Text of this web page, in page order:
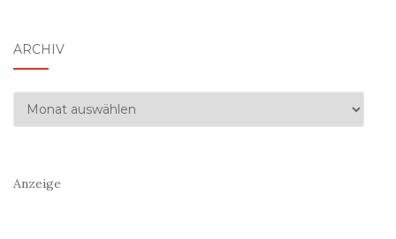
ARCHIV
Archiv
Anzeige